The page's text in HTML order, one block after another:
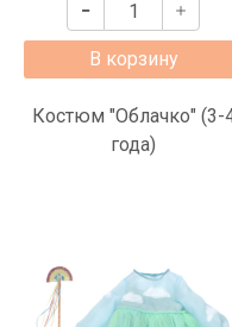
В корзину
Костюм "Облачко" (3-
года)